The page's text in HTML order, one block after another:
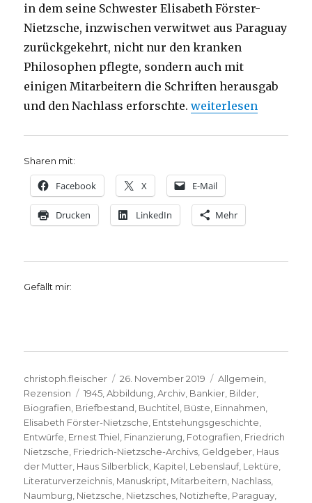
in dem seine Schwester Elisabeth Förster-
Nietzsche, inzwischen verwitwet aus Paraguay
zurückgekehrt, nicht nur den kranken
Philosophen pflegte, sondern auch mit
einigen Mitarbeitern die Schriften herausgab
und den Nachlass erforschte.„Nietzsches Archiv,
weiterlesen
Sharen mit:
Facebook X E-Mail
Drucken LinkedIn Mehr
Gefällt mir:
Autor
christoph.fleischer
Veröffentlicht
am
26. November 2019 Kategorien
Allgemein
Rezension
Schlagwörter
1945 ,Abbildung ,Archiv Bankier Bilder
Biografien Briefbestand Buchtitel Büste Einnahmen
Elisabeth Förster-Nietzsche Entstehungsgeschichte
Entwürfe Ernest Thiel Finanzierung Fotografien Friedrich
Nietzsche Friedrich-Nietzsche-Archivs Geldgeber Haus
der Mutter Haus Silberblick Kapitel Lebenslauf, Lektüre
Literaturverzeichnis Manuskript Mitarbeitern Nachlass
Naumburg Nietzsche Nietzsches Notizhefte Paraguay